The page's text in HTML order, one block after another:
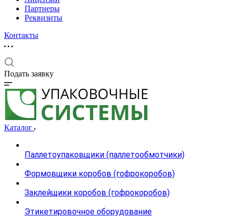
Партнеры
Реквизиты
Контакты
Подать заявку
Каталог
Паллетоупаковщики (паллетообмотчики)
Формовщики коробов (гофрокоробов)
Заклейщики коробов (гофрокоробов)
Этикетировочное оборудование